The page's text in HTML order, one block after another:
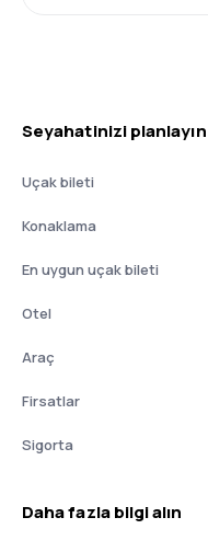
Seyahatinizi planlayın
Uçak bileti
Konaklama
En uygun uçak bileti
Otel
Araç
Firsatlar
Sigorta
Daha fazla bilgi alın